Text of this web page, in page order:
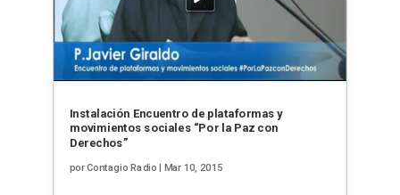
Instalación Encuentro de plataformas y
movimientos sociales “Por la Paz con
Derechos”
porContagio Radio | Mar 10, 2015